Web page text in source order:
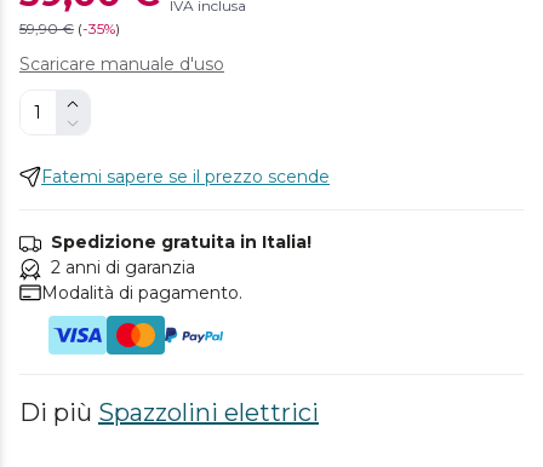
IVA inclusa
59,90 € (-35%)
Scaricare manuale d'uso
Fatemi sapere se il prezzo scende
Spedizione gratuita in Italia!
2 anni di garanzia
Modalità di pagamento.
Di più Spazzolini elettrici